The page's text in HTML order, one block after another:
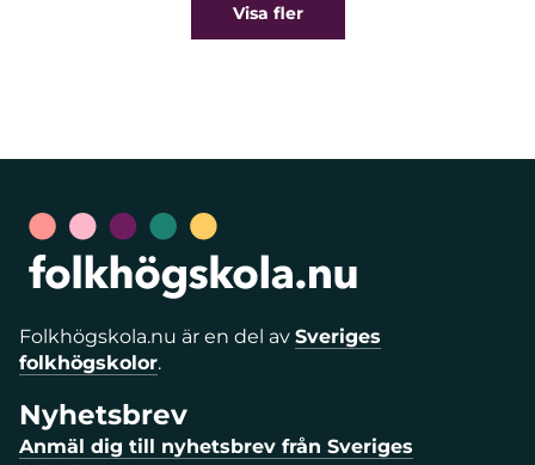
Visa fler
Folkhögskola.nu är en del av Sveriges
folkhögskolor.
Nyhetsbrev
Anmäl dig till nyhetsbrev från Sveriges